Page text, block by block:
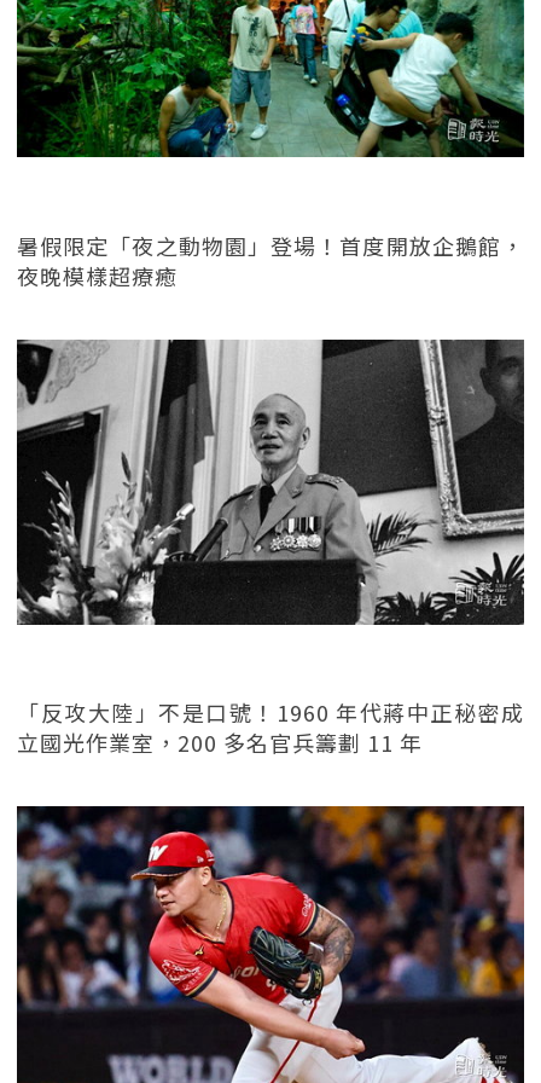
暑假限定「夜之動物園」登場！首度開放企鵝館，
夜晚模樣超療癒
「反攻大陸」不是口號！1960 年代蔣中正秘密成
立國光作業室，200 多名官兵籌劃 11 年